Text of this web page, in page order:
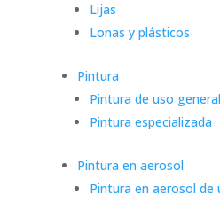
Lijas
Lonas y plásticos
Pintura
Pintura de uso general
Pintura especializada
Pintura en aerosol
Pintura en aerosol de